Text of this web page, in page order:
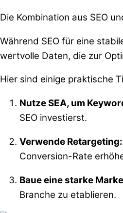
Die Kombination aus SEO
Während SEO für eine
wertvolle Daten, die zur
Hier sind einige praktische
Nutze SEA, um
SEO investierst.
Verwende Retargeting:
Conversion-Rate
Baue eine starke
Branche zu etablieren.